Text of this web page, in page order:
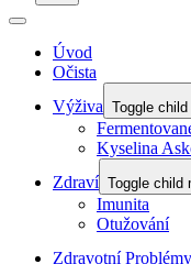
Úvod
Očista
Výživa Toggle
Kyselina
Zdraví Toggle child
Imunita
Otužování
Zdravotní Problémy